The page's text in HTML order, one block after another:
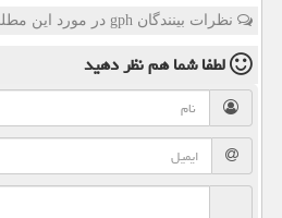
نظرات بینندگان gph در مورد این مطلب
لطفا شما همنظر دهید